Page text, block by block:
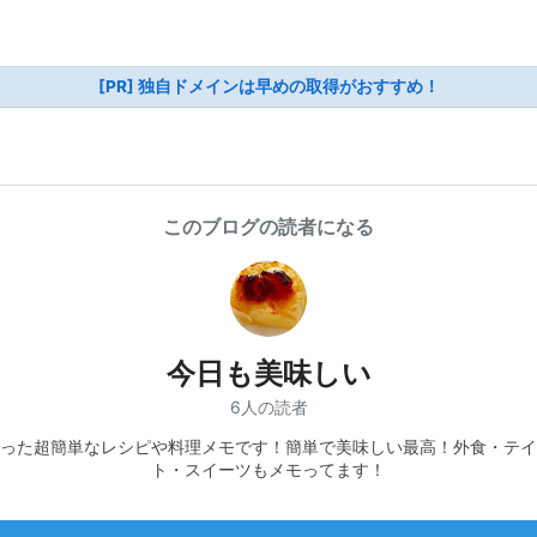
[PR] 独自ドメインは早めの取得がおすすめ！
このブログの読者になる
今日も美味しい
6人の読者
た超簡単なレシピや料理メモです！簡単で美味しい最高！外食・テ
ト・スイーツもメモってます！